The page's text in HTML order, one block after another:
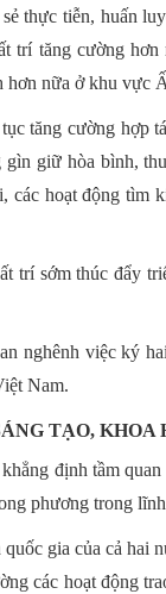
thực tiễn, huấn
trí tăng cường
hơn nữa ở khu
tăng cường hợp
gìn giữ hòa bình,
các hoạt động tìm
trí sớm thúc đẩy
nghênh việc ký
Nam.
TẠO, KHOA
định tầm
phương trong
gia của cả hai
các hoạt động